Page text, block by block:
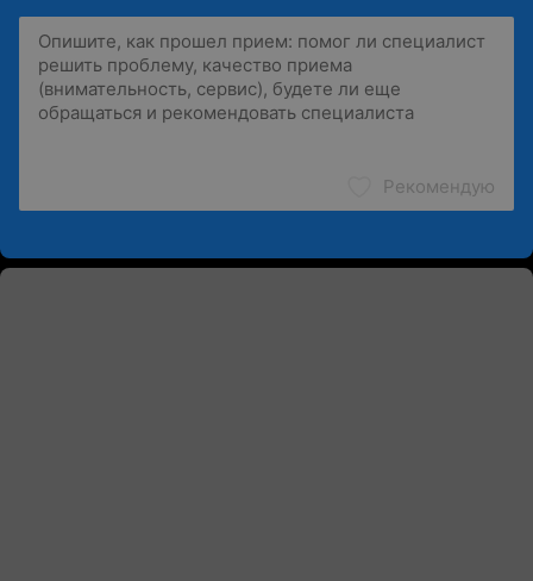
Рекомендую